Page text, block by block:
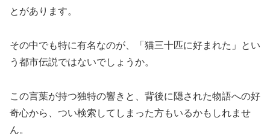
とがあります。
その中でも特に有名なのが、「猫三十匹に好まれた」とい
う都市伝説ではないでしょうか。
この言葉が持つ独特の響きと、背後に隠された物語への好
奇心から、つい検索してしまった方もいるかもしれませ
ん。